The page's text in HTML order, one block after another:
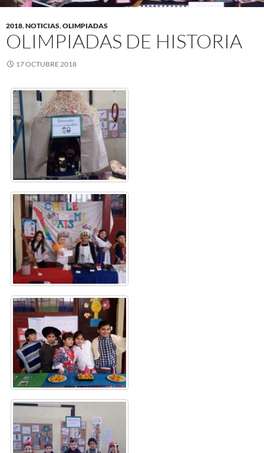
2018,NOTICIAS,OLIMPIADAS
OLIMPIADAS DE HISTORIA
17 OCTUBRE 2018